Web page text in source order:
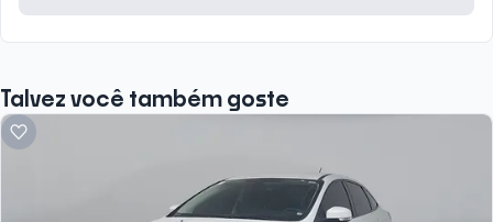
Talvez você também goste